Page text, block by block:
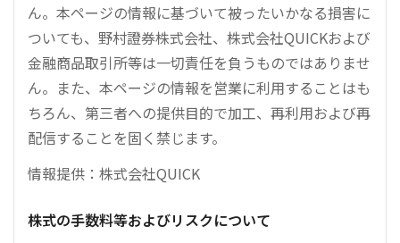
ん。本ページの情報に基づいて被ったいかなる損害に
ついても、野村證券株式会社、株式会社QUICKおよび
金融商品取引所等は一切責任を負うものではありませ
ん。また、本ページの情報を営業に利用することはも
ちろん、第三者への提供目的で加工、再利用および再
配信することを固く禁じます。
情報提供：株式会社QUICK
株式の手数料等およびリスクについて